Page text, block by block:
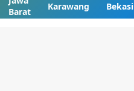
Barat
Karawang Bekasi